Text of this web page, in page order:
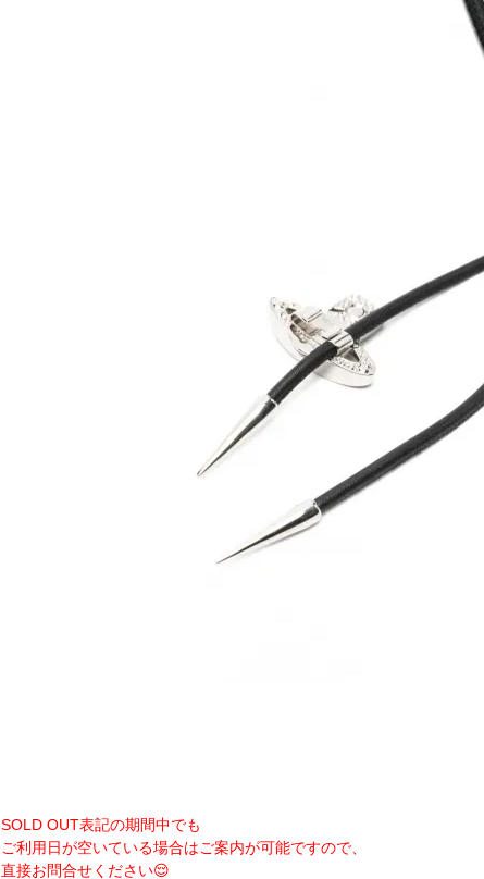
SOLD OUT表記の期間中でも
ご利用日が空いている場合はご案内が可能ですので、
直接お問合せください😌